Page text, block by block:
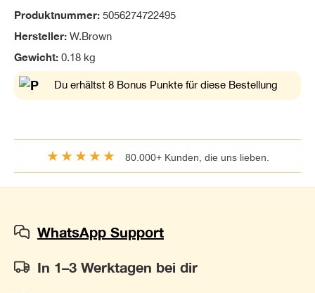
Produktnummer: 5056274722495
Hersteller: W.Brown
Gewicht: 0.18 kg
Du erhältst 8 Bonus Punkte für diese Bestellung
★★★★★ 80.000+ Kunden, die uns lieben.
WhatsApp Support
In 1–3 Werktagen bei dir